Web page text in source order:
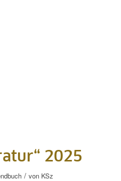
2025
/ von KSz